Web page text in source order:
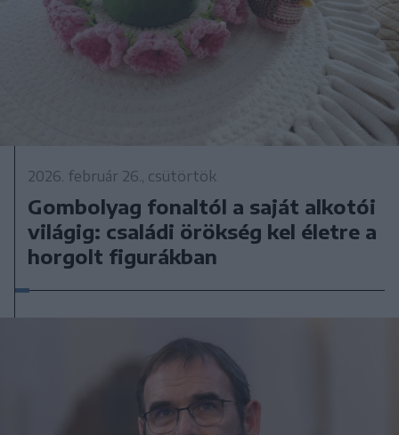
2026. február 26., csütörtök
Gombolyag fonaltól a saját alkotói
világig: családi örökség kel életre a
horgolt figurákban